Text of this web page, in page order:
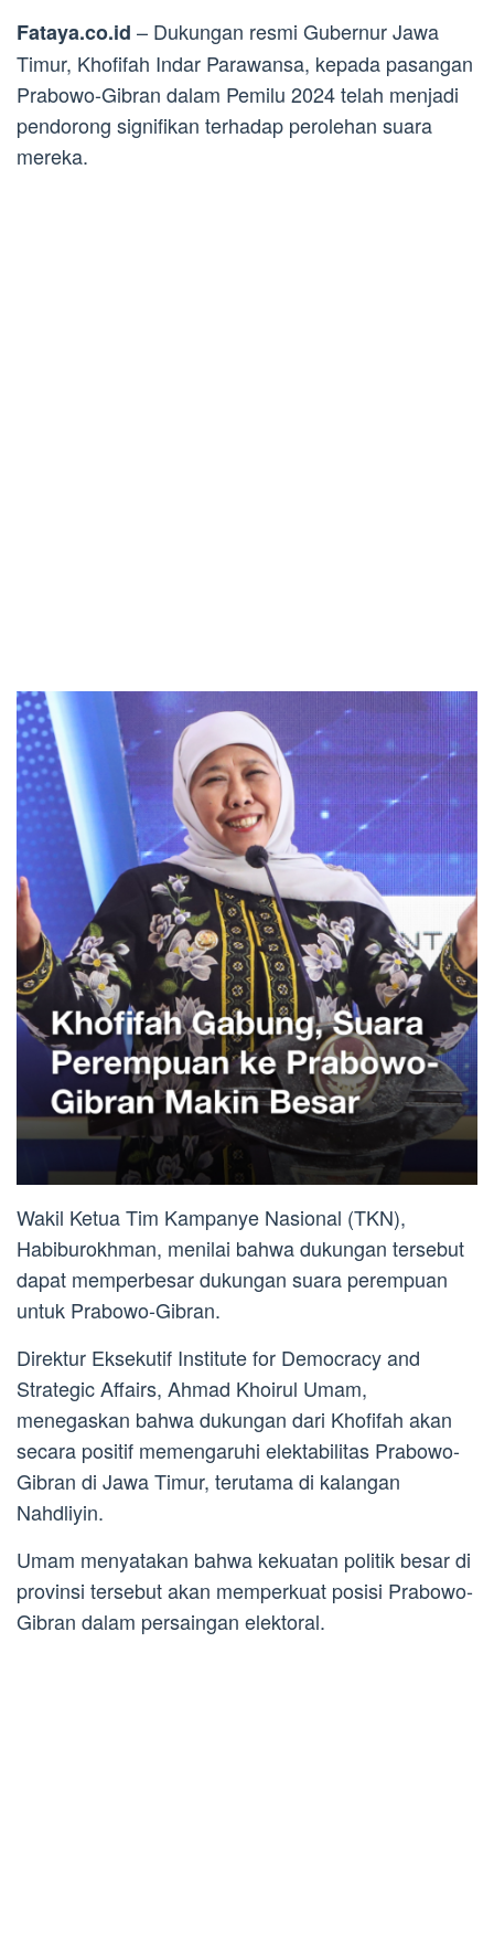
Fataya.co.id – Dukungan resmi Gubernur Jawa
Timur, Khofifah Indar Parawansa, kepada pasangan
Prabowo-Gibran dalam Pemilu 2024 telah menjadi
pendorong signifikan terhadap perolehan suara
mereka.
Wakil Ketua Tim Kampanye Nasional (TKN),
Habiburokhman, menilai bahwa dukungan tersebut
dapat memperbesar dukungan suara perempuan
untuk Prabowo-Gibran.
Direktur Eksekutif Institute for Democracy and
Strategic Affairs, Ahmad Khoirul Umam,
menegaskan bahwa dukungan dari Khofifah akan
secara positif memengaruhi elektabilitas Prabowo-
Gibran di Jawa Timur, terutama di kalangan
Nahdliyin.
Umam menyatakan bahwa kekuatan politik besar di
provinsi tersebut akan memperkuat posisi Prabowo-
Gibran dalam persaingan elektoral.